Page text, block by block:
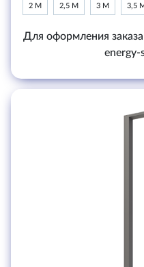
2 М 2,5 М 3 М 3,5
Для оформления
energy-